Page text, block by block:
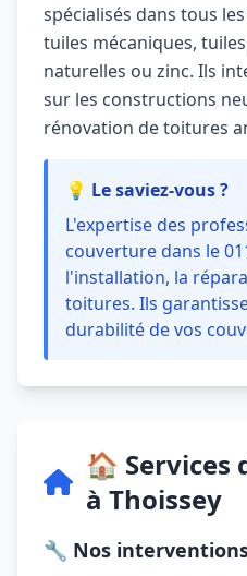
spécialisés dans tous
tuiles mécaniques,
naturelles ou zinc. Ils
sur les constructions
rénovation de toitures
💡 Le saviez-vous ?
L'expertise des
couverture dans le
l'installation, la
toitures. Ils
durabilité de vos
🏠 Services
à Thoissey
🔧 Nos